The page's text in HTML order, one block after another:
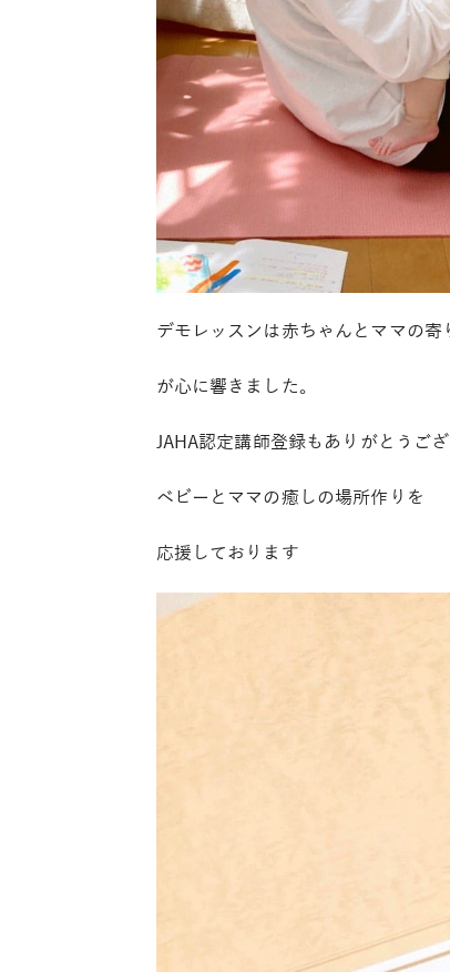
デモレッスンは赤ちゃんとママの寄
が心に響きました。
JAHA認定講師登録もありがとうござ
ベビーとママの癒しの場所作りを
応援しております